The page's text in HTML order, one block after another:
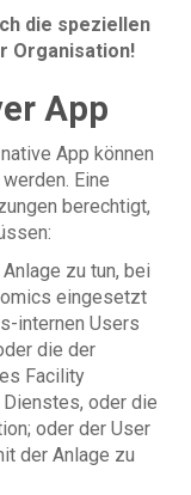
die speziellen
Organisation!
App
App können
Eine
berechtigt,
zu tun, bei
eingesetzt
internen Users
die der
Facility
oder die
oder der User
der Anlage zu